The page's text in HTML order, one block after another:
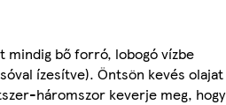
mindig bő forró, lobogó vízbe
ízesítve). Öntsön kevés olajat
háromszor keverje meg, hogy